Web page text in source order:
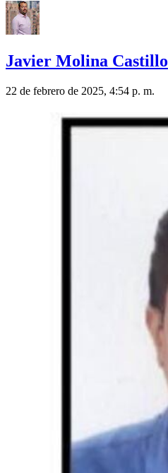
Javier Molina Castillo
22 de febrero de 2025, 4:54 p. m.